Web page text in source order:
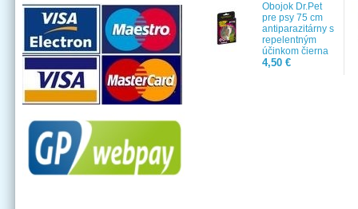
Obojok Dr.Pet
pre psy 75 cm
antiparazitárny s
repelentným
účinkom čierna
4,50 €